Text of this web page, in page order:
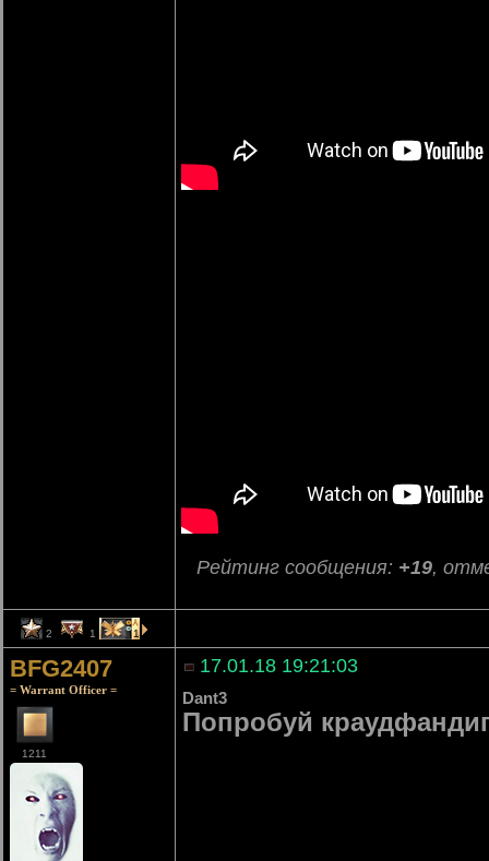
Рейтинг сообщения: +19,
2 1 1
BFG2407
= Warrant Officer =
1211
17.01.18 19:21:03
Dant3
Попробуй